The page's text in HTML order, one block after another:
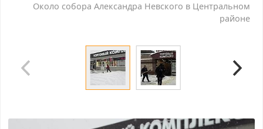
Около собора Александра Невского в Центральном
районе